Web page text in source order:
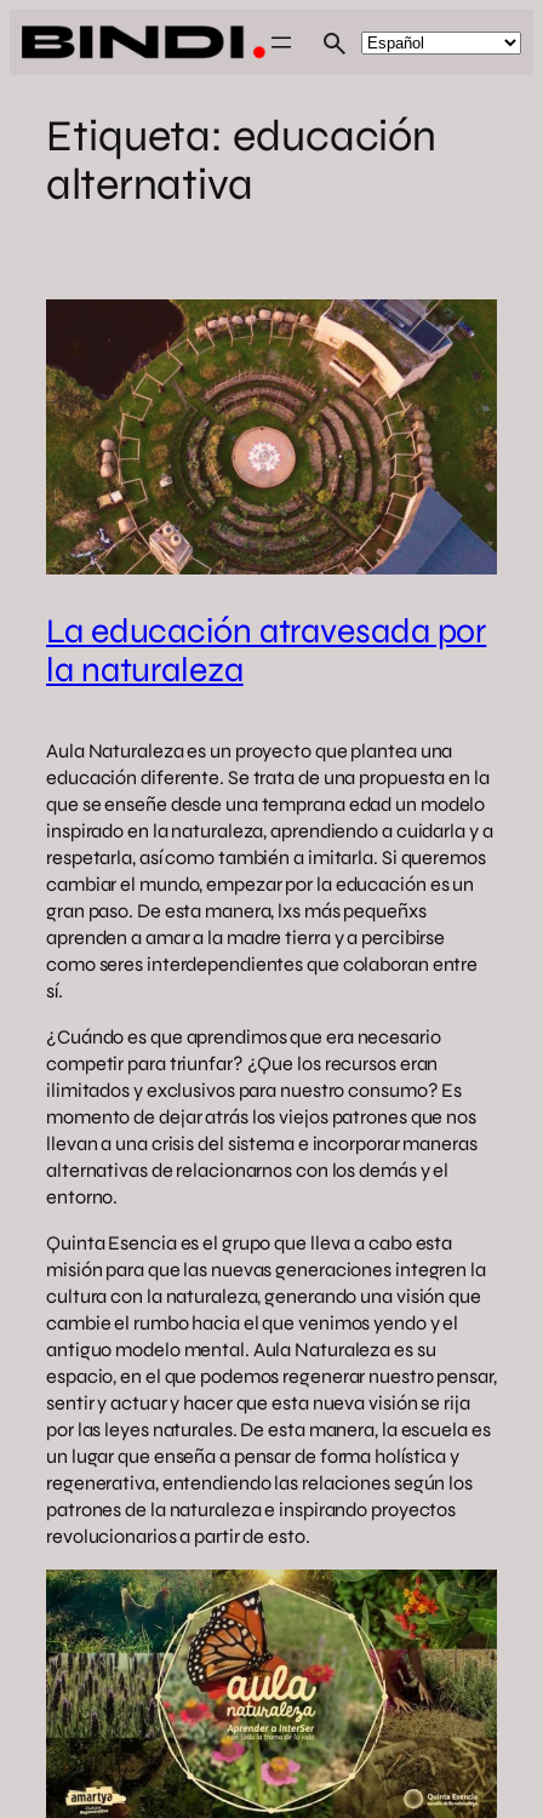
Saltar
al
Etiqueta: educación
alternativa
La educación atravesada por
la naturaleza
Aula Naturaleza es un proyecto que plantea una
educación diferente. Se trata de una propuesta en la
que se enseñe desde una temprana edad un modelo
inspirado en la naturaleza, aprendiendo a cuidarla y a
respetarla, así como también a imitarla. Si queremos
cambiar el mundo, empezar por la educación es un
gran paso. De esta manera, lxs más pequeñxs
aprenden a amar a la madre tierra y a percibirse
como seres interdependientes que colaboran entre
sí.
¿Cuándo es que aprendimos que era necesario
competir para triunfar? ¿Que los recursos eran
ilimitados y exclusivos para nuestro consumo? Es
momento de dejar atrás los viejos patrones que nos
llevan a una crisis del sistema e incorporar maneras
alternativas de relacionarnos con los demás y el
entorno.
Quinta Esencia es el grupo que lleva a cabo esta
misión para que las nuevas generaciones integren la
cultura con la naturaleza, generando una visión que
cambie el rumbo hacia el que venimos yendo y el
antiguo modelo mental. Aula Naturaleza es su
espacio, en el que podemos regenerar nuestro pensar,
sentir y actuar y hacer que esta nueva visión se rija
por las leyes naturales. De esta manera, la escuela es
un lugar que enseña a pensar de forma holística y
regenerativa, entendiendo las relaciones según los
patrones de la naturaleza e inspirando proyectos
revolucionarios a partir de esto.